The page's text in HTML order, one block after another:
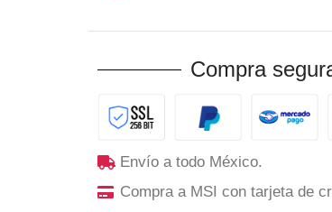
Compra
Envío a todo México.
Compra a MSI con tarjeta de